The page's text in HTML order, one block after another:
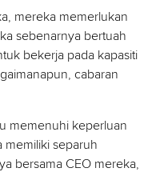
mereka memerlukan
sebenarnya bertuah
bekerja pada kapasiti
cabaran
memenuhi keperluan
separuh
bersama CEO mereka,